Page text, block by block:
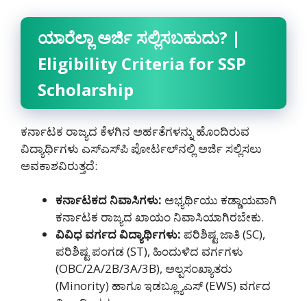
ಯಾರೆಲ್ಲಾ ಅರ್ಜಿ ಸಲ್ಲಿಸಬಹುದು? |
Eligibility Criteria for SSP
Scholarship
ಕರ್ನಾಟಕ ರಾಜ್ಯದ ಕೆಳಗಿನ ಅರ್ಹತೆಗಳನ್ನು ಹೊಂದಿರುವ
ವಿದ್ಯಾರ್ಥಿಗಳು ಎಸ್‌ಎಸ್‌ಪಿ ಪೋರ್ಟಲ್‌ನಲ್ಲಿ ಅರ್ಜಿ ಸಲ್ಲಿಸಲು
ಅವಕಾಶವಿರುತ್ತದೆ:
ಕರ್ನಾಟಕದನಿವಾಸಿಗಳು: ಅಭ್ಯರ್ಥಿಯು ಕಡ್ಡಾಯವಾಗಿ
ಕರ್ನಾಟಕ ರಾಜ್ಯದ ಖಾಯಂ ನಿವಾಸಿಯಾಗಿರಬೇಕು.
ವಿವಿಧ ವರ್ಗದವಿದ್ಯಾರ್ಥಿಗಳು: ಪರಿಶಿಷ್ಟ ಜಾತಿ (SC),
ಪರಿಶಿಷ್ಟ ಪಂಗಡ (ST), ಹಿಂದುಳಿದ ವರ್ಗಗಳು
(OBC/2A/2B/3A/3B), ಅಲ್ಪಸಂಖ್ಯಾತರು
(Minority) ಹಾಗೂ ಇಡಬ್ಲ್ಯೂಎಸ್ (EWS) ವರ್ಗದ